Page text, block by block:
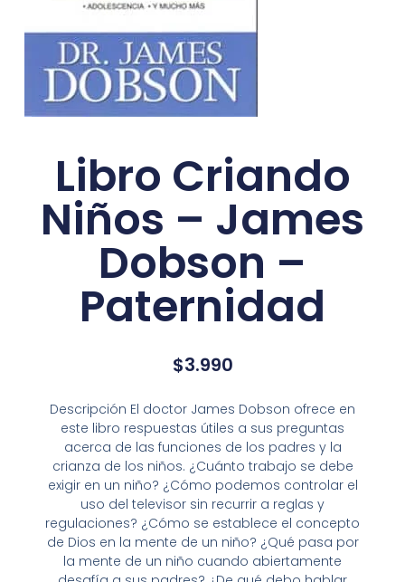
Libro Criando
Niños – James
Dobson –
Paternidad
$3.990
Descripción El doctor James Dobson ofrece en
este libro respuestas útiles a sus preguntas
acerca de las funciones de los padres y la
crianza de los niños. ¿Cuánto trabajo se debe
exigir en un niño? ¿Cómo podemos controlar el
uso del televisor sin recurrir a reglas y
regulaciones? ¿Cómo se establece el concepto
de Dios en la mente de un niño? ¿Qué pasa por
la mente de un niño cuando abiertamente